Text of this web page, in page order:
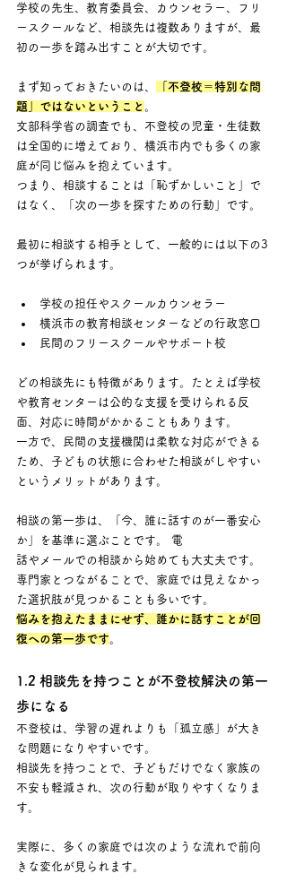
学校の先生、教育委員会、カウンセラー、フリ
ースクールなど、相談先は複数ありますが、最
初の一歩を踏み出すことが大切です。
まず知っておきたいのは、
「不登校＝特別な問
題」ではないということ
文部科学省の調査でも、不登校の児童・生徒数
は全国的に増えており、横浜市内でも多くの家
庭が同じ悩みを抱えています。
つまり、相談することは「恥ずかしいこと」で
はなく、「次の一歩を探すための行動」です。
最初に相談する相手として、一般的には以下の3
つが挙げられます。
学校の担任やスクールカウンセラー
横浜市の教育相談センターなどの行政窓口
民間のフリースクールやサポート校
どの相談先にも特徴があります。たとえば学校
や教育センターは公的な支援を受けられる反
面、対応に時間がかかることもあります。
一方で、民間の支援機関は柔軟な対応ができる
ため、子どもの状態に合わせた相談がしやすい
というメリットがあります。
相談の第一歩は、「今、誰に話すのが一番安心
か」を基準に選ぶことです。 電
話やメールでの相談から始めても大丈夫です。
専門家とつながることで、家庭では見えなかっ
た選択肢が見つかることも多いです。
悩みを抱えたままにせず、誰かに話すことが回
復への第一歩です
1.2 相談先を持つことが不登校解決の第一
歩になる
不登校は、学習の遅れよりも「孤立感」が大き
な問題になりやすいです。
相談先を持つことで、子どもだけでなく家族の
不安も軽減され、次の行動が取りやすくなりま
す。
実際に、多くの家庭では次のような流れで前向
きな変化が見られます。